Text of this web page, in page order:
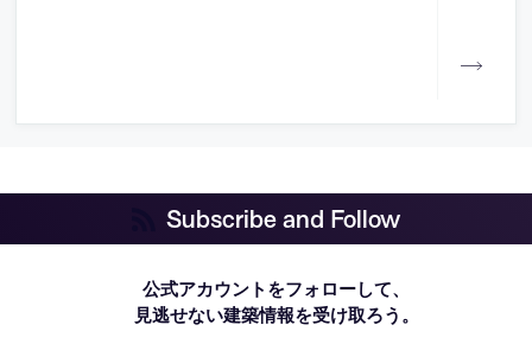
Subscribe and Follow
公式アカウントをフォローして、
見逃せない建築情報を受け取ろう。